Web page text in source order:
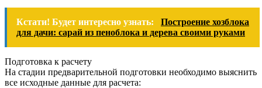
Кстати! Будет интересно узнать:
Построение хозблока
для дачи: сарай из пеноблока и дерева своими руками
Подготовка к расчету
На стадии предварительной подготовки необходимо выяснить
все исходные данные для расчета: